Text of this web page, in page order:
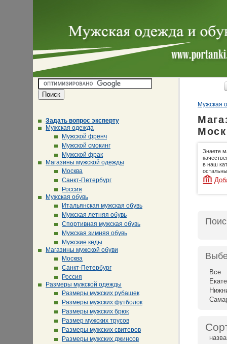
Задать вопрос эксперту
Мужская одежда
Мужской френч
Мужской смокинг
Мужской фрак
Магазины мужской одежды
Москва
Санкт-Петербург
Россия
Мужская обувь
Итальянская мужская обувь
Мужская летняя обувь
Спортивная мужская обувь
Мужская зимняя обувь
Мужские кеды
Магазины мужской обуви
Москва
Санкт-Петербург
Россия
Размеры мужской одежды
Размеры мужских рубашек
Размеры мужских футболок
Размеры мужских брюк
Размер мужских трусов
Размеры мужских свитеров
Размеры мужских джинсов
Мужская
Знаете
в наш
Все